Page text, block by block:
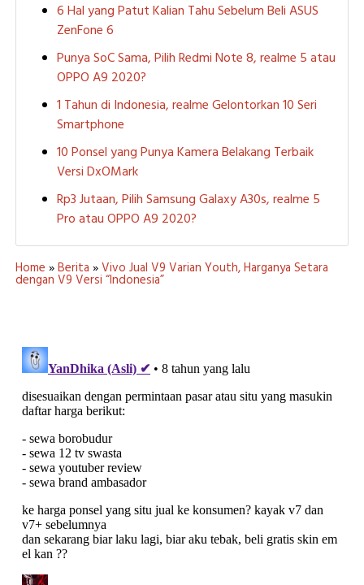
6 Hal yang Patut Kalian Tahu Sebelum Beli ASUS
ZenFone 6
Punya SoC Sama, Pilih Redmi Note 8, realme 5 atau
OPPO A9 2020?
1 Tahun di Indonesia, realme Gelontorkan 10 Seri
Smartphone
10 Ponsel yang Punya Kamera Belakang Terbaik
Versi DxOMark
Rp3 Jutaan, Pilih Samsung Galaxy A30s, realme 5
Pro atau OPPO A9 2020?
Home »Berita »Vivo Jual V9 Varian Youth, Harganya Setara
dengan V9 Versi “Indonesia”